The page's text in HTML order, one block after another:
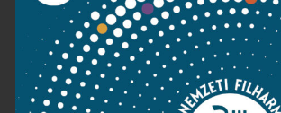
Impresszum